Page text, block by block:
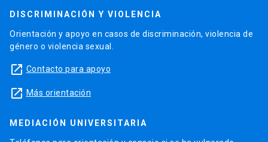
DISCRIMINACIÓN Y VIOLENCIA
Orientación y apoyo en casos de discriminación, violencia de
género o violencia sexual.
launch Contacto para apoyo
launch Más orientación
MEDIACIÓN UNIVERSITARIA